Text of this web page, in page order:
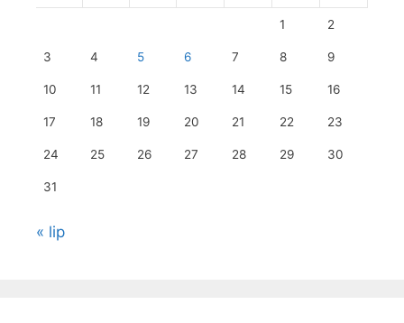
1 2
3 4 5 6 7 8 9
10 11 12 13 14 15 16
17 18 19 20 21 22 23
24 25 26 27 28 29 30
31
« lip